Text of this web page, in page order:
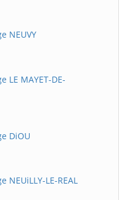
NEUVY
LE MAYET-DE-
DiOU
LE-REAL